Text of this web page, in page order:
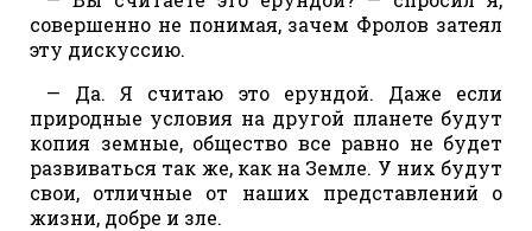
совершенно не понимая, зачем Фролов затеял
эту дискуссию.
— Да. Я считаю это ерундой. Даже если
природные условия на другой планете будут
копия земные, общество все равно не будет
развиваться так же, как на Земле. У них будут
свои, отличные от наших представлений о
жизни, добре и зле.